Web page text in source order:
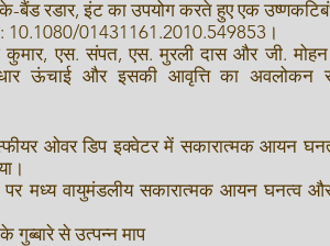
बैंड रडार, इंट का उपयोग करते हुए एक
01431161.2010.549853।
कुमार, एस. संपत, एस. मुरली दास और जी.
ऊंचाई और इसकी आवृत्ति का
ओवर डिप इक्वेटर में सकारात्मक आयन घनत्व
मध्य वायुमंडलीय सकारात्मक आयन घनत्व और
से उत्पन्न माप